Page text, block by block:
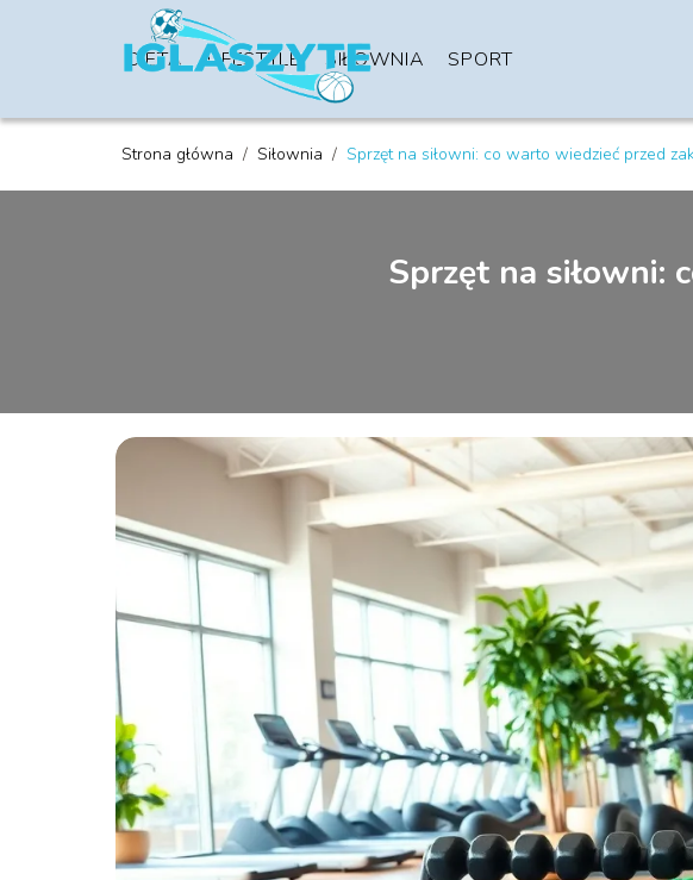
DIETA LIFESTYLE SIŁOWNIA SPORT
Strona główna / Siłownia / Sprzęt na siłowni: co warto wiedzieć przed
Sprzęt na siłowni: